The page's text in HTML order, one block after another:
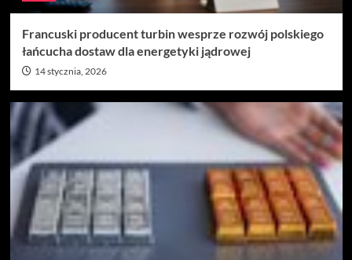
Francuski producent turbin wesprze rozwój polskiego
łańcucha dostaw dla energetyki jądrowej
14 stycznia, 2026